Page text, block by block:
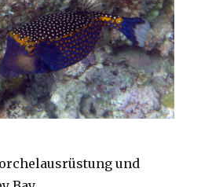
und